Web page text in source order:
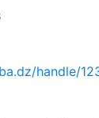
handle/